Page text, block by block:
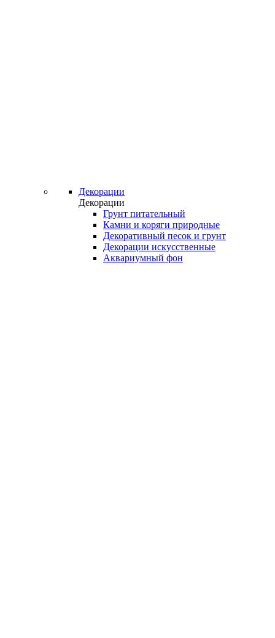
Декорации
Декорации
Грунт питательный
Камни и коряги природные
Декоративный песок и грунт
Декорации искусственные
Аквариумный фон